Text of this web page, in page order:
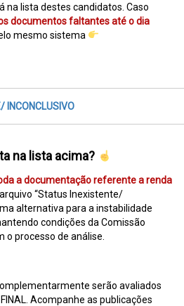
na lista destes candidatos. Caso
documentos faltantes até o dia
mesmo sistema
INCONCLUSIVO
na lista acima?
a documentação referente a renda
“Status Inexistente/
alternativa para a instabilidade
condições da Comissão
o processo de análise.
serão avaliados
Acompanhe as publicações